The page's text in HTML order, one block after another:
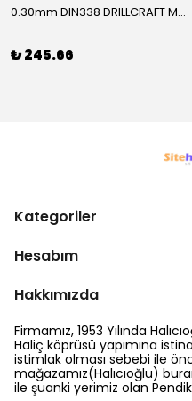
0.30mm DIN338 DRILLCRAFT MATKAP UCU HSS 10 Adet
₺ 245.66
Kategoriler
Hesabım
Hakkımızda
Firmamız, 1953 Yılında
Haliç köprüsü yapımına
istimlak olması sebebi ile
mağazamız(Halıcıoğlu)
ile şuanki yerimiz olan Pendik/